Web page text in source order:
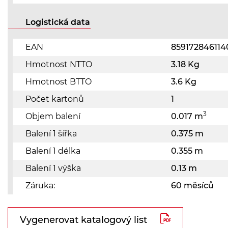
Logistická data
EAN
Hmotnost NTTO
3.18 Kg
Hmotnost BTTO
3.6 Kg
Počet kartonů
1
Objem balení
0.017 m3
Balení 1 šířka
0.375 m
Balení 1 délka
0.355 m
Balení 1 výška
0.13 m
Záruka:
60 měsíců
Vygenerovat katalogový list